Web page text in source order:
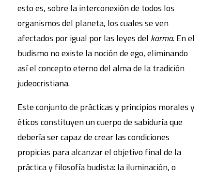
esto es, sobre la interconexión de todos los
organismos del planeta, los cuales se ven
afectados por igual por las leyes del karma. En el
budismo no existe la noción de ego, eliminando
así el concepto eterno del alma de la tradición
judeocristiana.
Este conjunto de prácticas y principios morales y
éticos constituyen un cuerpo de sabiduría que
debería ser capaz de crear las condiciones
propicias para alcanzar el objetivo final de la
práctica y filosofía budista: la iluminación, o